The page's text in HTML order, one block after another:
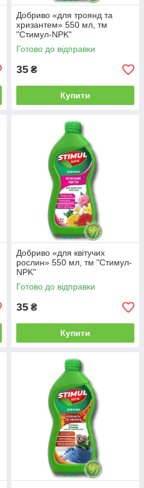
Добриво «для троянд та
хризантем» 550 мл, тм
"Стимул-NPK"
Готово до відправки
35 ₴
Купити
Добриво «для квітучих
рослин» 550 мл, тм "Стимул-
NPK"
Готово до відправки
35 ₴
Купити